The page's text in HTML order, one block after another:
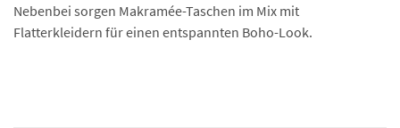
Nebenbei sorgen Makramée-Taschen im Mix mit
Flatterkleidern für einen entspannten Boho-Look.